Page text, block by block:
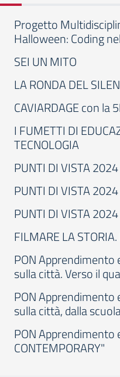
Progetto
Halloween: Coding
SEI UN MITO
LA RONDA DEL
CAVIARDAGE con la
I FUMETTI DI
TECNOLOGIA
PUNTI DI VISTA
PUNTI DI VISTA
PUNTI DI VISTA
FILMARE LA
PON Apprendimento
sulla città. Verso il
PON Apprendimento
sulla città, dalla
PON Apprendimento
CONTEMPORARY"